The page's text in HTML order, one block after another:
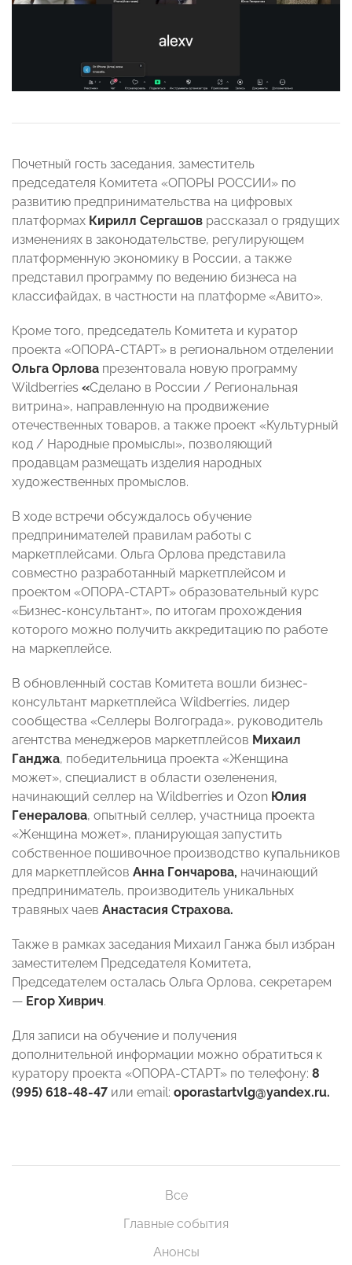
Почетный гость заседания, заместитель
председателя Комитета «ОПОРЫ РОССИИ» по
развитию предпринимательства на цифровых
платформах Кирилл Сергашов рассказал о грядущих
изменениях в законодательстве, регулирующем
платформенную экономику в России, а также
представил программу по ведению бизнеса на
классифайдах, в частности на платформе «Авито».
Кроме того, председатель Комитета и куратор
проекта «ОПОРА-СТАРТ» в региональном отделении
Ольга Орлова презентовала новую программу
Wildberries «Сделано в России / Региональная
витрина», направленную на продвижение
отечественных товаров, а также проект «Культурный
код / Народные промыслы», позволяющий
продавцам размещать изделия народных
художественных промыслов.
В ходе встречи обсуждалось обучение
предпринимателей правилам работы с
маркетплейсами. Ольга Орлова представила
совместно разработанный маркетплейсом и
проектом «ОПОРА-СТАРТ» образовательный курс
«Бизнес-консультант», по итогам прохождения
которого можно получить аккредитацию по работе
на маркеплейсе.
В обновленный состав Комитета вошли бизнес-
консультант маркетплейса Wildberries, лидер
сообщества «Селлеры Волгограда», руководитель
агентства менеджеров маркетплейсов Михаил
Ганджа, победительница проекта «Женщина
может», специалист в области озеленения,
начинающий селлер на Wildberries и Ozon Юлия
Генералова, опытный селлер, участница проекта
«Женщина может», планирующая запустить
собственное пошивочное производство купальников
для маркетплейсов Анна Гончарова, начинающий
предприниматель, производитель уникальных
травяных чаев Анастасия Страхова.
Также в рамках заседания Михаил Ганжа был избран
заместителем Председателя Комитета,
Председателем осталась Ольга Орлова, секретарем
— Егор Хиврич.
Для записи на обучение и получения
дополнительной информации можно обратиться к
куратору проекта «ОПОРА-СТАРТ» по телефону: 8
(995) 618-48-47 или email: oporastartvlg@yandex.ru.
Все
Главные события
Анонсы